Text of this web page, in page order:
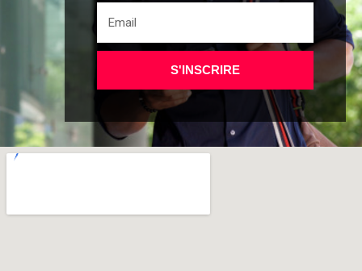
S'INSCRIRE